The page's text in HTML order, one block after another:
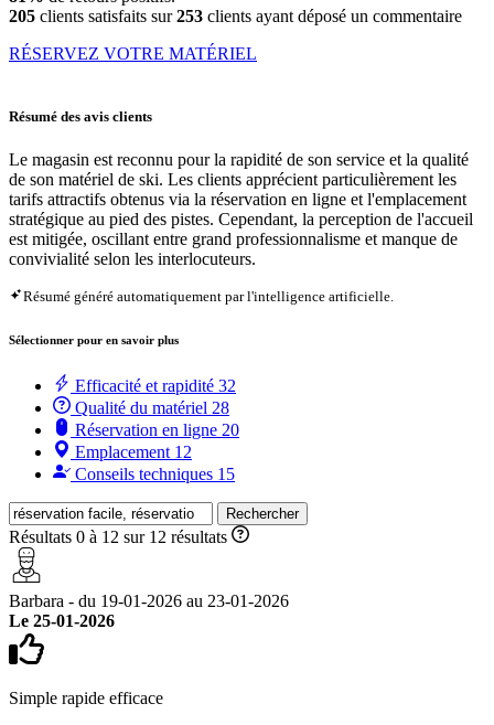
205 clients satisfaits sur253 clients ayant déposé un commentaire
RÉSERVEZ VOTRE MATÉRIEL
Résumé des avis clients
Le magasin est reconnu pour la rapidité de son service et la qualité
de son matériel de ski. Les clients apprécient particulièrement les
tarifs attractifs obtenus via la réservation en ligne et l'emplacement
stratégique au pied des pistes. Cependant, la perception de l'accueil
est mitigée, oscillant entre grand professionnalisme et manque de
convivialité selon les interlocuteurs.
Résumé généré automatiquement par l'intelligence artificielle.
Sélectionner pour en savoir plus
Efficacité et rapidité 32
Qualité du matériel 28
Réservation en ligne 20
Emplacement 12
Conseils techniques 15
Rechercher
Résultats 0 à 12 sur 12 résultats
Barbara - du 19-01-2026 au 23-01-2026
Le 25-01-2026
Simple rapide efficace